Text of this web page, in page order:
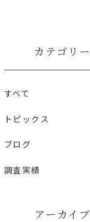
カテゴリー
すべて
トピックス
ブログ
調査実績
アーカイブ